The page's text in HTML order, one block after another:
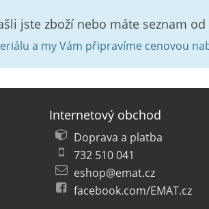
jste zboží nebo máte seznam od
a my Vám připravíme cenovou
Internetový obchod
Doprava a platba
732 510 041
eshop@emat.cz
facebook.com/EMAT.cz